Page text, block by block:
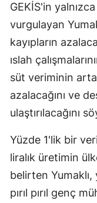
GEKİS'in
vurgulayan
kayıpların
ıslah
süt veriminin
azalacağını ve
ulaştırılacağını
Yüzde 1'lik bir
liralık üretimin
belirten
pırıl pırıl genç